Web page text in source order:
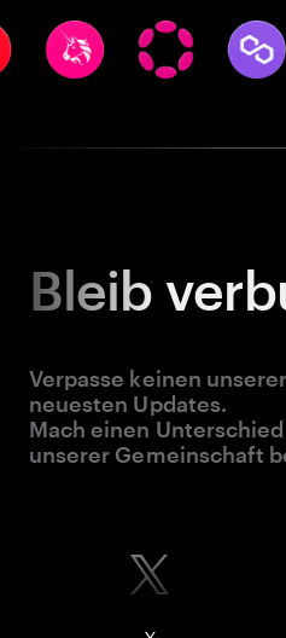
Bleib
Verpasse keinen
neuesten Updates.
Mach einen
unserer Gemeinschaft